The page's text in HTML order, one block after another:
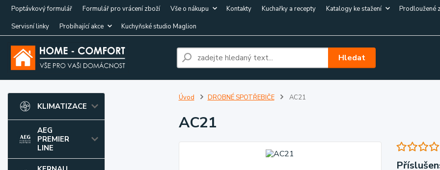
Poptávkový formulář Formulář pro vrácení zboží Vše o nákupu Kontakty Kuchařky a recepty Katalogy ke stažení
Prodloužené
Servisní linky
Probíhající akce Kuchyňské studio Maglion
Hledat
KLIMATIZACE
AEG
PREMIER
LINE
Úvod DROBNÉ SPOTŘEBIČE AC21
AC21